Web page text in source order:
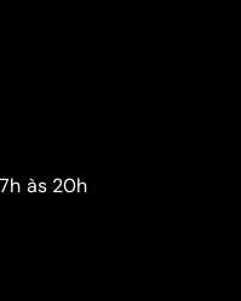
às 20h